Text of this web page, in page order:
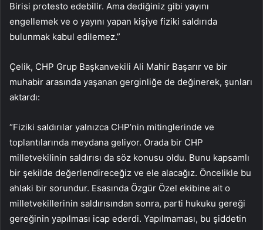
Birisi protesto edebilir. Ama dediğiniz gibi yayını
engellemek ve o yayını yapan kişiye fiziki saldırıda
bulunmak kabul edilemez.”
Çelik, CHP Grup Başkanvekili Ali Mahir Başarır ve bir
muhabir arasında yaşanan gerginliğe de değinerek, şunları
aktardı:
“Fiziki saldırılar yalnızca CHP’nin mitinglerinde ve
toplantılarında meydana geliyor. Orada bir CHP
milletvekilinin saldırısı da söz konusu oldu. Bunu kapsamlı
bir şekilde değerlendireceğiz ve ele alacağız. Öncelikle bu
ahlaki bir sorundur. Esasında Özgür Özel ekibine ait o
milletvekillerinin saldırısından sonra, parti hukuku gereği
gereğinin yapılması icap ederdi. Yapılmaması, bu şiddetin